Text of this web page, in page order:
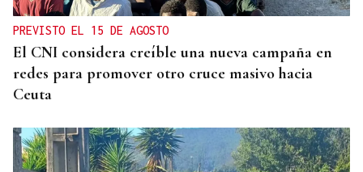
PREVISTO EL 15 DE AGOSTO
El CNI considera creíble una nueva campaña en
redes para promover otro cruce masivo hacia
Ceuta